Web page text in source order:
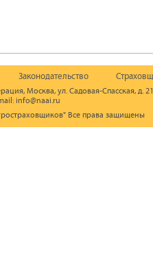
Законодательство
Москва, ул. Садовая-Спасская, д.
info@naai.ru
Все права защищены